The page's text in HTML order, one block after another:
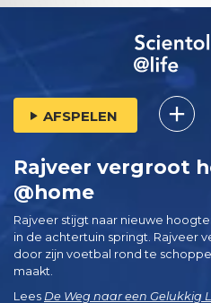
AFSPELEN
Rajveer vergroot
@home
Rajveer stijgt naar nieuwe
in de achtertuin springt. Rajveer
door zijn voetbal rond te
maakt.
Lees De Weg naar een Gelukkig